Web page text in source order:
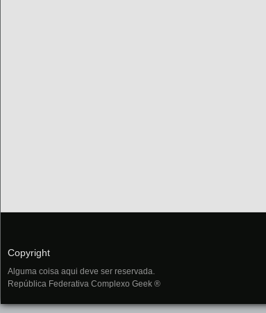
Copyright
Alguma coisa aqui deve ser reservada.
República Federativa Complexo Geek ®